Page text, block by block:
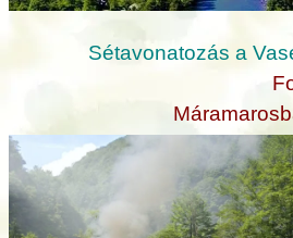
Sétavonatozás a